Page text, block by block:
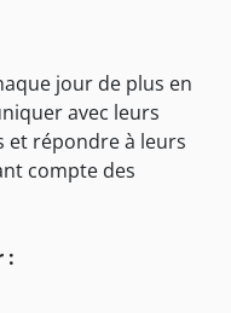
jour de plus en
avec leurs
et répondre à leurs
compte des
: